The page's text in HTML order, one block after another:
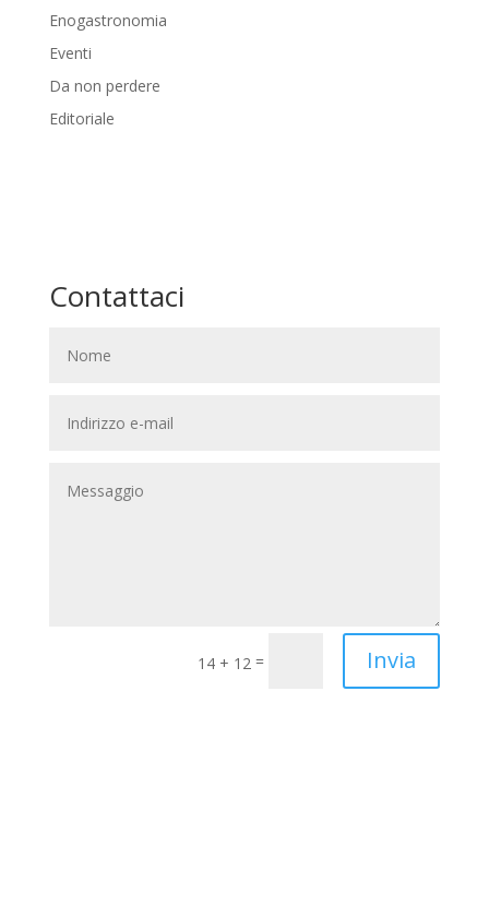
Enogastronomia
Eventi
Da non perdere
Editoriale
Contattaci
14 + 12 = Invia